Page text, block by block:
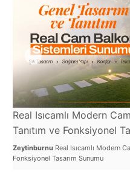
Real Isıcamlı Modern
Tanıtım ve Fonksiyonel
Zeytinburnu Real Isıcamlı Modern
Fonksiyonel Tasarım Sunumu
switzerland
Tilburg
Van
Yalova
VAZGEÇ